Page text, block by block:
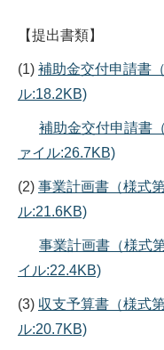
【提出書類】
(1) 補助金交付申請書
ル:18.2KB)
補助金交付申請書
ァイル:26.7KB)
(2) 事業計画書（様式
ル:21.6KB)
事業計画書（様式
イル:22.4KB)
(3) 収支予算書（様式
ル:20.7KB)